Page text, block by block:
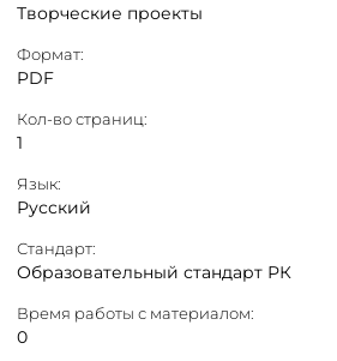
Творческие проекты
Формат:
PDF
Кол-во страниц:
1
Язык:
Русский
Стандарт:
Образовательный стандарт РК
Время работы с материалом:
0